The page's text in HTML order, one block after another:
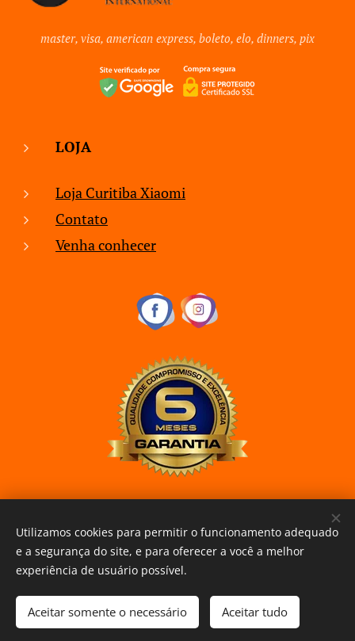
Esgotado
master, visa, american express, boleto, elo, dinners, pix
LOJA
Loja Curitiba Xiaomi
Contato
Venha conhecer
www.curitibaxiaomi.com.br Cookies
Utilizamos cookies para permitir o funcionamento adequado
e a segurança do site, e para oferecer a você a melhor
experiência de usuário possível.
Aceitar somente o necessário Aceitar tudo